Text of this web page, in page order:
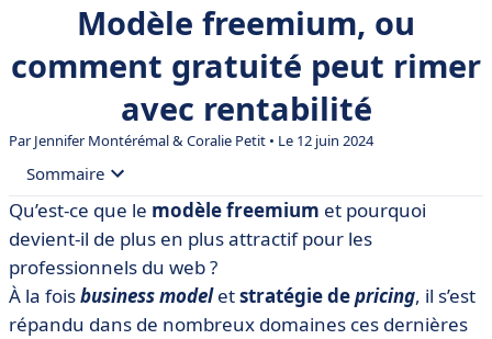
Modèle freemium, ou
comment gratuité peut rimer
avec rentabilité
ParJennifer Montérémal&Coralie Petit • Le 12 juin 2024
Sommaire
• Revenons sur les bases du modèle freemium
• Les entreprises qui utilisent le freemium
• Quels sont les avantages et les inconvénients du
modèle freemium ?
Qu’est-ce que le modèle freemium et pourquoi
devient-il de plus en plus attractif pour les
professionnels du web ?
À la foisbusiness modeletstratégie depricing, il s’est
répandu dans de nombreux domaines ces dernières